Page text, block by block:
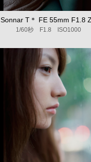
Sonnar T＊ FE 55mm F1.8
1/60秒 F1.8 ISO1000